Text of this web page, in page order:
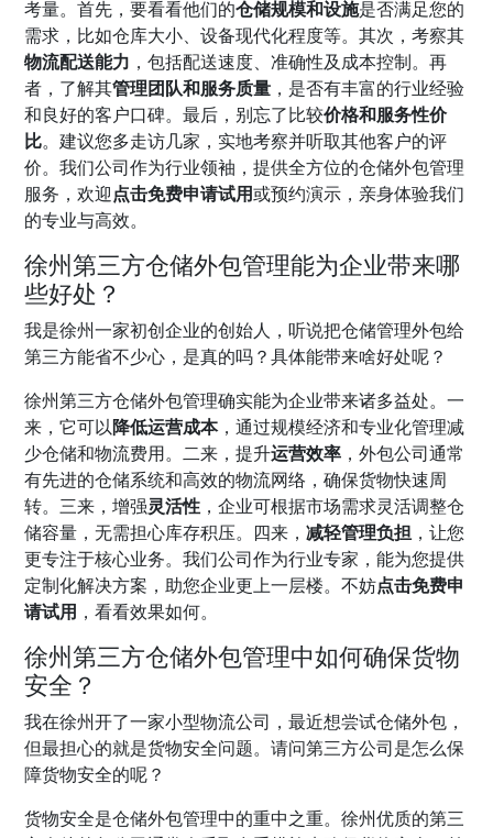
考量。首先，要看看他们的仓储规模和设施是否满足您的
需求，比如仓库大小、设备现代化程度等。其次，考察其
物流配送能力 ，包括配送速度、准确性及成本控制。再
者，了解其管理团队和服务质量 ，是否有丰富的行业经验
和良好的客户口碑。最后，别忘了比较价格和服务性价
比。建议您多走访几家，实地考察并听取其他客户的评
价。我们公司作为行业领袖，提供全方位的仓储外包管理
服务，欢迎点击免费申请试用或预约演示，亲身体验我们
的专业与高效。
徐州第三方仓储外包管理能为企业带来哪
些好处？
我是徐州一家初创企业的创始人，听说把仓储管理外包给
第三方能省不少心，是真的吗？具体能带来啥好处呢？
徐州第三方仓储外包管理确实能为企业带来诸多益处。一
来，它可以降低运营成本，通过规模经济和专业化管理减
少仓储和物流费用。二来，提升运营效率 ，外包公司通常
有先进的仓储系统和高效的物流网络，确保货物快速周
转。三来，增强灵活性 ，企业可根据市场需求灵活调整仓
储容量，无需担心库存积压。四来，减轻管理负担 ，让您
更专注于核心业务。我们公司作为行业专家，能为您提供
定制化解决方案，助您企业更上一层楼。不妨点击免费申
请试用 ，看看效果如何。
徐州第三方仓储外包管理中如何确保货物
安全？
我在徐州开了一家小型物流公司，最近想尝试仓储外包，
但最担心的就是货物安全问题。请问第三方公司是怎么保
障货物安全的呢？
货物安全是仓储外包管理中的重中之重。徐州优质的第三